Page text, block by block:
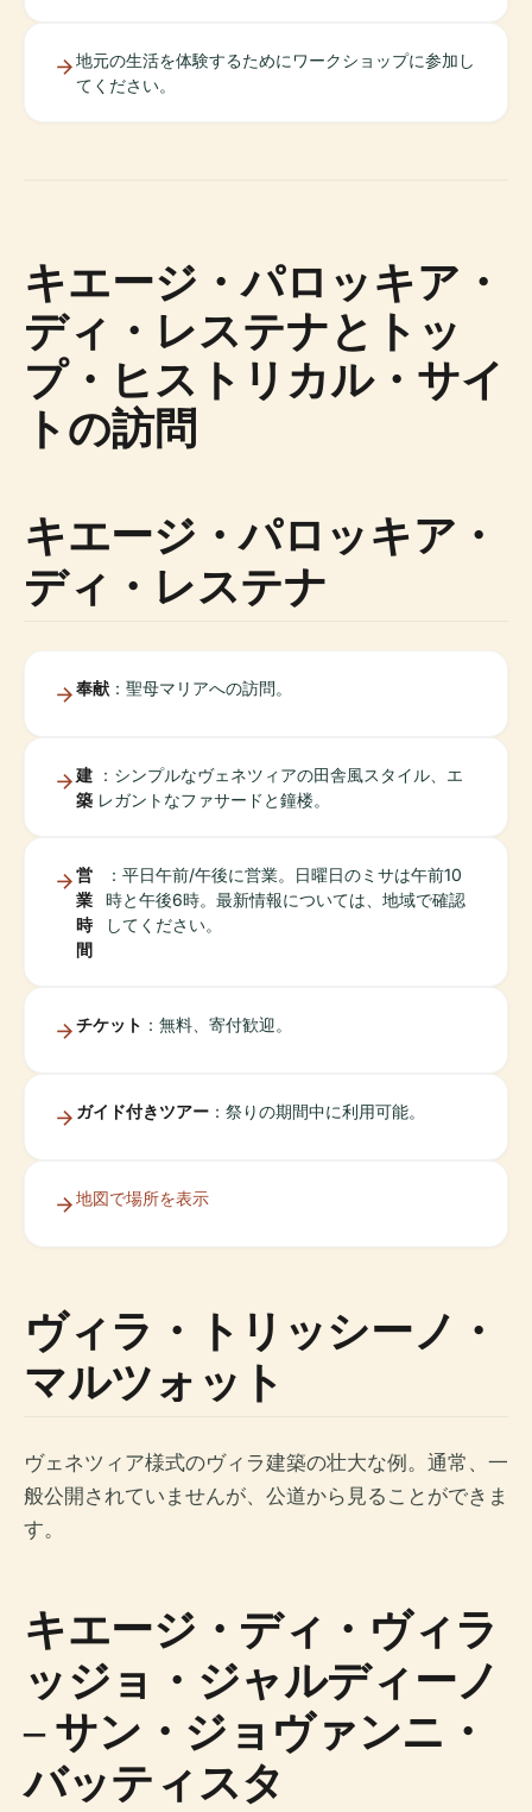
地元の生活を体験するためにワークショップに参加し
てください。
キエージ・パロッキア・
ディ・レステナとトッ
プ・ヒストリカル・サイ
トの訪問
キエージ・パロッキア・
ディ・レステナ
奉献 ：聖母マリアへの訪問。
建
築
：シンプルなヴェネツィアの田舎風スタイル、エ
レガントなファサードと鐘楼。
営
業
時
間
：平日午前/午後に営業。日曜日のミサは午前10
時と午後6時。最新情報については、地域で確認
してください。
チケット ：無料、寄付歓迎。
ガイド付きツアー ：祭りの期間中に利用可能。
地図で場所を表示
ヴィラ・トリッシーノ・
マルツォット
ヴェネツィア様式のヴィラ建築の壮大な例。通常、一
般公開されていませんが、公道から見ることができま
す。
キエージ・ディ・ヴィラ
ッジョ・ジャルディーノ
– サン・ジョヴァンニ・
バッティスタ